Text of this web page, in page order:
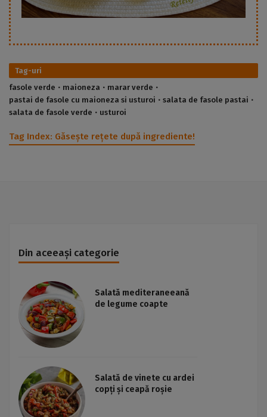
Tag-uri
fasole verde
maioneza
marar verde
pastai de fasole cu maioneza si usturoi
salata de fasole pastai
salata de fasole verde
usturoi
Tag Index: Găsește rețete după ingrediente!
Din aceeași categorie
Salată mediteraneeană
de legume coapte
Salată de vinete cu ardei
copți și ceapă roșie